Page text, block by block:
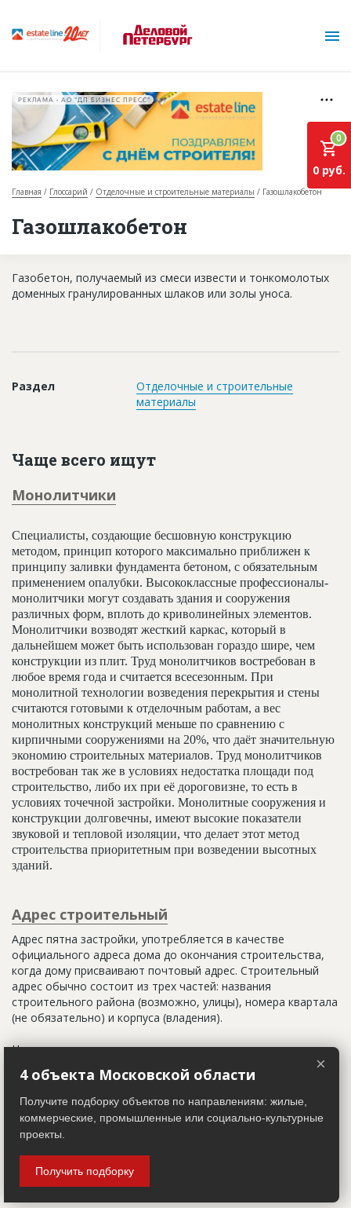
О проекте
База строящихся объектов
Платные услуги
Правила работы
Личный кабинет
РЕКЛАМА • АО "ДП БИЗНЕС ПРЕСС"
Главная Глоссарий Отделочные и строительные материалы Газошлакобетон
Газошлакобетон
0
0 руб.
Газобетон, получаемый из смеси извести и тонкомолотых
доменных гранулированных шлаков или золы уноса.
Раздел
Отделочные и строительные
материалы
Чаще всего ищут
Монолитчики
Специалисты, создающие бесшовную конструкцию
методом, принцип которого максимально приближен к
принципу заливки фундамента бетоном, с обязательным
применением опалубки. Высококлассные профессионалы-
монолитчики могут создавать здания и сооружения
различных форм, вплоть до криволинейных элементов.
Монолитчики возводят жесткий каркас, который в
дальнейшем может быть использован гораздо шире, чем
конструкции из плит. Труд монолитчиков востребован в
любое время года и считается всесезонным. При
монолитной технологии возведения перекрытия и стены
считаются готовыми к отделочным работам, а вес
монолитных конструкций меньше по сравнению с
кирпичными сооружениями на 20%, что даёт значительную
экономию строительных материалов. Труд монолитчиков
востребован так же в условиях недостатка площади под
строительство, либо их при её дороговизне, то есть в
условиях точечной застройки. Монолитные сооружения и
конструкции долговечны, имеют высокие показатели
звуковой и тепловой изоляции, что делает этот метод
строительства приоритетным при возведении высотных
зданий.
Адрес строительный
Адрес пятна застройки, употребляется в качестве
официального адреса дома до окончания строительства,
когда дому присваивают почтовый адрес. Строительный
адрес обычно состоит из трех частей: названия
строительного района (возможно, улицы), номера квартала
(не обязательно) и корпуса (владения).
Настоящим строительным адресом можно считать адрес,
указанный в правоустанавливающих документах. Иногда
строительные организации делают свои добавления
(например, вторая очередь). В официальных документах
должен присутствовать официальный строительный адрес,
а все остальное - это уточнения типа "шестикомнатная
квартира с большой кладовой", которые годятся только
для переговоров.
Цикл строительства
×
4 объекта Московской области
Получите подборку объектов по направлениям: жилые,
коммерческие, промышленные или социально-культурные
проекты.
Получить подборку